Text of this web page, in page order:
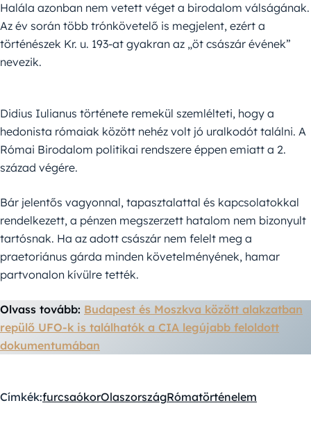
Halála azonban nem vetett véget a birodalom válságának.
Az év során több trónkövetelő is megjelent, ezért a
történészek Kr. u. 193-at gyakran az „öt császár évének”
nevezik.
Didius Iulianus története remekül szemlélteti, hogy a
hedonista rómaiak között nehéz volt jó uralkodót találni. A
Római Birodalom politikai rendszere éppen emiatt a 2.
század végére.
Bár jelentős vagyonnal, tapasztalattal és kapcsolatokkal
rendelkezett, a pénzen megszerzett hatalom nem bizonyult
tartósnak. Ha az adott császár nem felelt meg a
praetoriánus gárda minden követelményének, hamar
partvonalon kívülre tették.
Olvass tovább: Budapest és Moszkva között alakzatban
repülő UFO-k is találhatók a CIA legújabb feloldott
dokumentumában
Címkék:furcsaókorOlaszországRómatörténelem